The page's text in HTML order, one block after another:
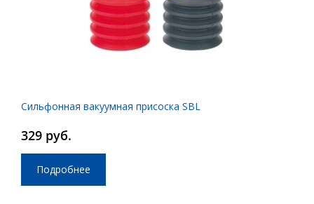
Сильфонная вакуумная присоска SBL
329 руб.
Подробнее